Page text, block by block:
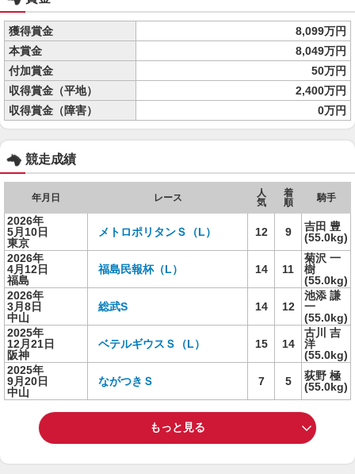
獲得賞金
8,099万円
本賞金
8,049万円
付加賞金
50万円
収得賞金（平地）
2,400万円
収得賞金（障害）
0万円
競走成績
年月日 レース
人
気
着
順
騎手
2026年
5月10日
東京
メトロポリタンＳ（L） 12 9
吉田 豊
(55.0kg)
2026年
4月12日
福島
福島民報杯（L） 14 11
菊沢 一
樹
(55.0kg)
2026年
3月8日
中山
総武S 14 12
池添 謙
一
(55.0kg)
2025年
12月21日
阪神
ベテルギウスＳ（L） 15 14
古川 吉
洋
(55.0kg)
2025年
9月20日
中山
ながつきＳ 7 5
荻野 極
(55.0kg)
もっと見る